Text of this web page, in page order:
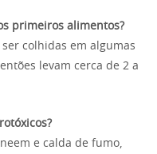
primeiros alimentos?
colhidas em algumas
levam cerca de 2 a
e calda de fumo,